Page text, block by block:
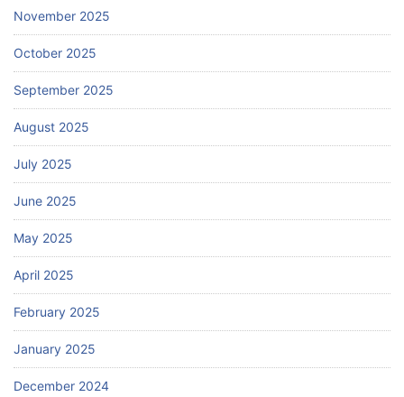
November 2025
October 2025
September 2025
August 2025
July 2025
June 2025
May 2025
April 2025
February 2025
January 2025
December 2024